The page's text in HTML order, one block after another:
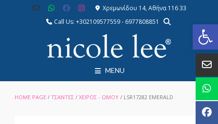
Χρεμωνίδου 14, Αθήνα 116 33
Call Us: +302109577559 - 6977808851
MENU
HOME PAGE / ΤΣΑΝΤΕΣ / ΧΕΙΡΟΣ - ΩΜΟΥ / LSR17282 EMERALD